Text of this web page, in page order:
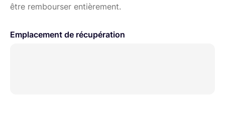
être rembourser entièrement.
Emplacement de récupération